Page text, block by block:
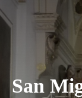
San